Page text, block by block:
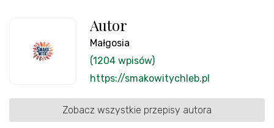
Autor
Małgosia
(1204 wpisów)
https://smakowitychleb.pl
Zobacz wszystkie przepisy autora